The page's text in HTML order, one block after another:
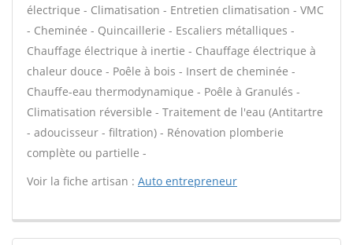
électrique - Climatisation - Entretien climatisation - VMC
- Cheminée - Quincaillerie - Escaliers métalliques -
Chauffage électrique à inertie - Chauffage électrique à
chaleur douce - Poêle à bois - Insert de cheminée -
Chauffe-eau thermodynamique - Poêle à Granulés -
Climatisation réversible - Traitement de l'eau (Antitartre
- adoucisseur - filtration) - Rénovation plomberie
complète ou partielle -
Voir la fiche artisan : Auto entrepreneur